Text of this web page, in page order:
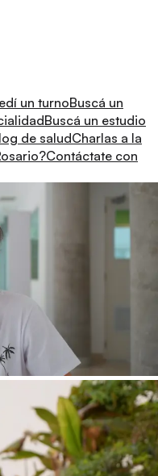
un turnoBuscá un
Buscá un estudio
de saludCharlas a la
Contáctate con